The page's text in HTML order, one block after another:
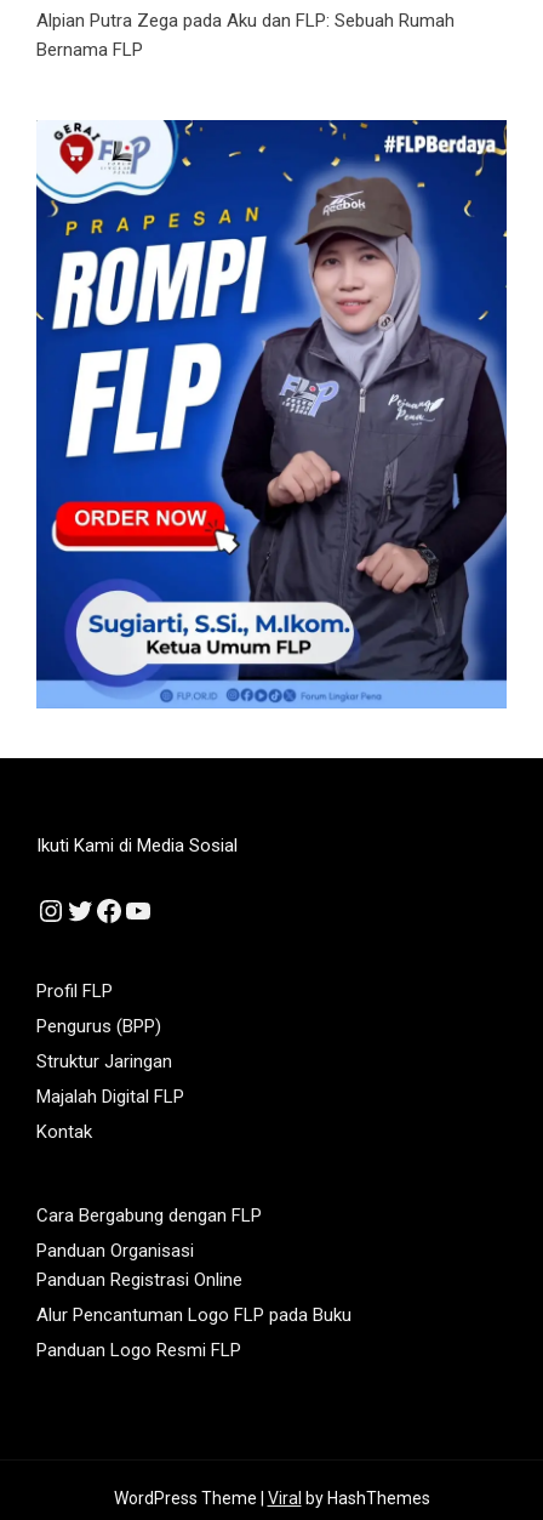
Alpian Putra Zega pada Aku dan FLP: Sebuah Rumah
Bernama FLP
Ikuti Kami di Media Sosial
Instagram
Twitter
Facebook
YouTube
Profil FLP
Pengurus (BPP)
Struktur Jaringan
Majalah Digital FLP
Kontak
Cara Bergabung dengan FLP
Panduan Organisasi
Panduan Registrasi Online
Alur Pencantuman Logo FLP pada Buku
Panduan Logo Resmi FLP
WordPress Theme | Viral by HashThemes